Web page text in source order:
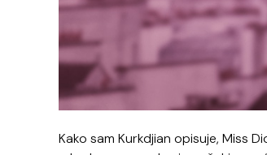
Kako sam Kurkdjian opisuje, Miss